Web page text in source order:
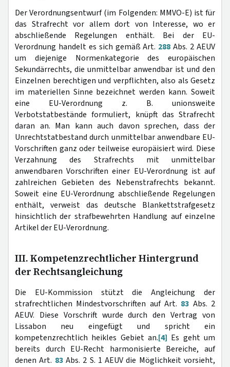
Der Verordnungsentwurf (im Folgenden: MMVO-E) ist für
das Strafrecht vor allem dort von Interesse, wo er
abschließende Regelungen enthält. Bei der EU-
Verordnung handelt es sich gemäß Art. 288 Abs. 2 AEUV
um diejenige Normenkategorie des europäischen
Sekundärrechts, die unmittelbar anwendbar ist und den
Einzelnen berechtigen und verpflichten, also als Gesetz
im materiellen Sinne bezeichnet werden kann. Soweit
eine EU-Verordnung z. B. unionsweite
Verbotstatbestände formuliert, knüpft das Strafrecht
daran an. Man kann auch davon sprechen, dass der
Unrechtstatbestand durch unmittelbar anwendbare EU-
Vorschriften ganz oder teilweise europäisiert wird. Diese
Verzahnung des Strafrechts mit unmittelbar
anwendbaren Vorschriften einer EU-Verordnung ist auf
zahlreichen Gebieten des Nebenstrafrechts bekannt.
Soweit eine EU-Verordnung abschließende Regelungen
enthält, verweist das deutsche Blankettstrafgesetz
hinsichtlich der strafbewehrten Handlung auf einzelne
Artikel der EU-Verordnung.
III. Kompetenzrechtlicher Hintergrund
der Rechtsangleichung
Die EU-Kommission stützt die Angleichung der
strafrechtlichen Mindestvorschriften auf Art. 83 Abs. 2
AEUV. Diese Vorschrift wurde durch den Vertrag von
Lissabon neu eingefügt und spricht ein
kompetenzrechtlich heikles Gebiet an.[4] Es geht um
bereits durch EU-Recht harmonisierte Bereiche, auf
denen Art. 83Abs. 2 S. 1 AEUV die Möglichkeit vorsieht,